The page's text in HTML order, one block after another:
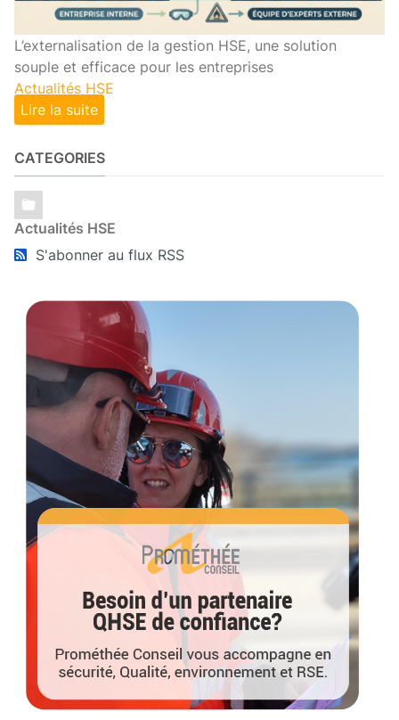
L’externalisation de la gestion HSE, une solution
souple et efficace pour les entreprises
Actualités HSE
Lire la suite
CATEGORIES
Actualités HSE
S'abonner au flux RSS